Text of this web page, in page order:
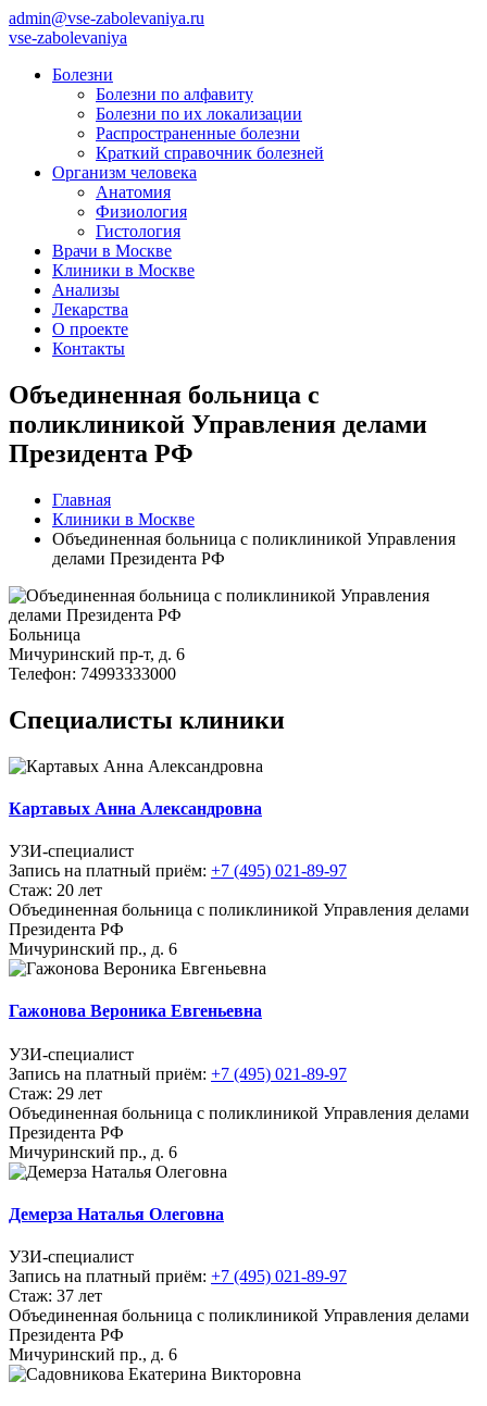
admin@vse-zabolevaniya.ru
vse-zabolevaniya
Болезни
Болезни по алфавиту
Болезни по их локализации
Распространенные болезни
Краткий справочник болезней
Организм человека
Анатомия
Физиология
Гистология
Врачи в Москве
Клиники в Москве
Анализы
Лекарства
О проекте
Контакты
Объединенная больница с
поликлиникой Управления делами
Президента РФ
Главная
Клиники в Москве
Объединенная больница с поликлиникой Управления
делами Президента РФ
Больница
Мичуринский пр-т, д. 6
Телефон: 74993333000
Специалисты клиники
Картавых Анна Александровна
УЗИ-специалист
Запись на платный приём: +7 (495) 021-89-97
Стаж: 20 лет
Объединенная больница с поликлиникой Управления делами
Президента РФ
Мичуринский пр., д. 6
Гажонова Вероника Евгеньевна
УЗИ-специалист
Запись на платный приём: +7 (495) 021-89-97
Стаж: 29 лет
Объединенная больница с поликлиникой Управления делами
Президента РФ
Мичуринский пр., д. 6
Демерза Наталья Олеговна
УЗИ-специалист
Запись на платный приём: +7 (495) 021-89-97
Стаж: 37 лет
Объединенная больница с поликлиникой Управления делами
Президента РФ
Мичуринский пр., д. 6